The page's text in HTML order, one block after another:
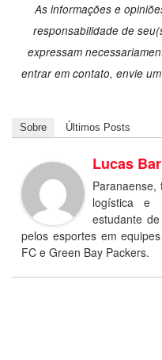
As informações e
responsabilidade de
expressam
entrar em contato, envie
Sobre Últimos Posts
Lucas
Paranaense,
logística e
estudante
pelos esportes em
FC e Green Bay Packers.